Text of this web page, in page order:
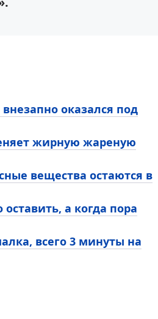
оказался под
жирную жареную
вещества остаются в
а когда пора
всего 3 минуты на